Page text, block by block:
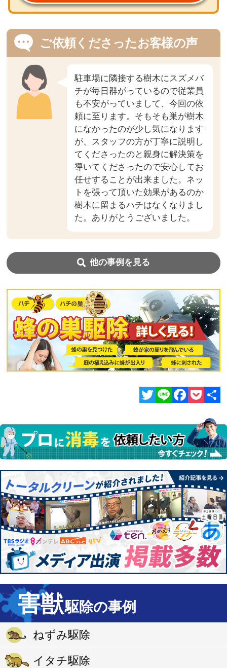
ご依頼くださったお客様の声
駐車場に隣接する樹木にスズメバ
チが毎日群がっているので従業員
も不安がっていまして、今回の依
頼に至ります。そもそも巣が樹木
になかったのが少し気になります
が、スタッフの方が丁寧に説明し
てくださったのと親身に解決策を
導いてくださったので安心してお
任せすることが出来ました。ネッ
トを張って頂いた効果があるのか
樹木に留まるハチはなくなりまし
た。ありがとうございました。
他の事例を見る
有
害獣駆除の事例
ねずみ駆除
イタチ駆除